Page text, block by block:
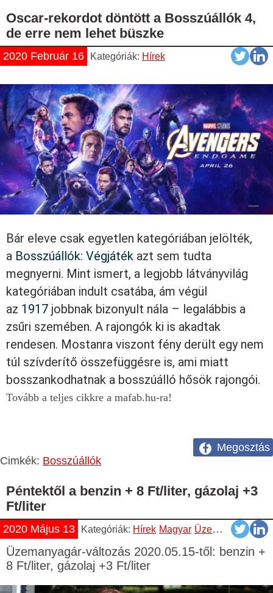
Oscar-rekordot döntött a Bosszúállók 4,
de erre nem lehet büszke
2020 Február 16 Kategóriák: Hírek
Bár eleve csak egyetlen kategóriában jelölték,
a Bosszúállók: Végjáték azt sem tudta
megnyerni. Mint ismert, a legjobb látványvilág
kategóriában indult csatába, ám végül
az 1917 jobbnak bizonyult nála – legalábbis a
zsűri szemében. A rajongók ki is akadtak
rendesen. Mostanra viszont fény derült egy nem
túl szívderítő összefüggésre is, ami miatt
bosszankodhatnak a bosszúálló hősök rajongói.
Tovább a teljes cikkre a mafab.hu-ra!
Megosztás
Cimkék: Bosszúállók
Péntektől a benzin + 8 Ft/liter, gázolaj +3
Ft/liter
2020 Május 13 Kategóriák: Hírek Magyar Üzemanyag Árváltozás
Üzemanyagár-változás 2020.05.15-től: benzin +
8 Ft/liter, gázolaj +3 Ft/liter